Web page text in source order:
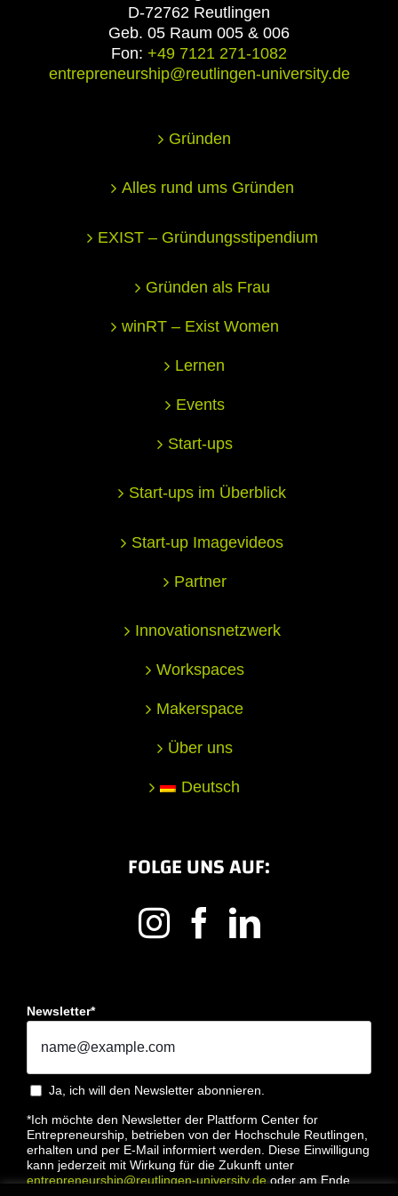
D-72762 Reutlingen
Geb. 05 Raum 005 & 006
Fon: +49 7121 271-1082
entrepreneurship@reutlingen-university.de
Gründen
Alles rund ums Gründen
EXIST – Gründungsstipendium
Gründen als Frau
winRT – Exist Women
Lernen
Events
Start-ups
Start-ups im Überblick
Start-up Imagevideos
Partner
Innovationsnetzwerk
Workspaces
Makerspace
Über uns
Deutsch
FOLGE UNS AUF:
Newsletter*
Ja, ich will den Newsletter abonnieren.
*Ich möchte den Newsletter der Plattform Center for
Entrepreneurship, betrieben von der Hochschule Reutlingen,
erhalten und per E-Mail informiert werden. Diese Einwilligung
kann jederzeit mit Wirkung für die Zukunft unter
entrepreneurship@reutlingen-university.deoder am Ende